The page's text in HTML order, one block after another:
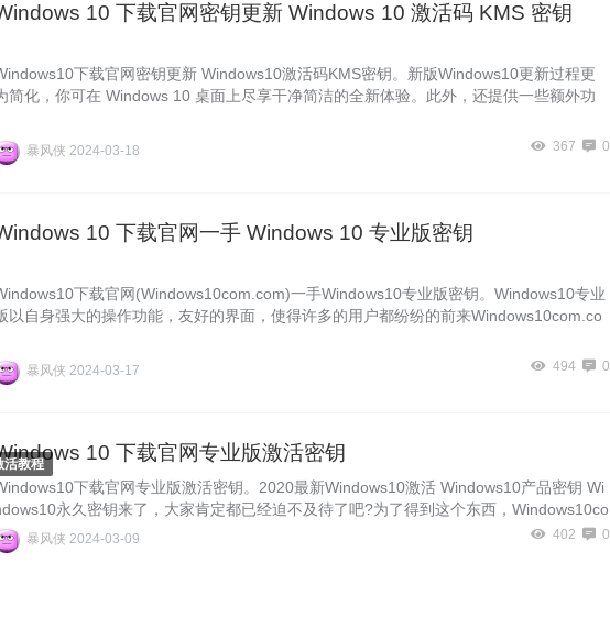
10 下载官网密钥更新 Windows 10 激活码 KMS 密钥
下载官网密钥更新 Windows10激活码KMS密钥。新版Windows10更新过程更
简化，你可在 Windows 10 桌面上尽享干净简洁的全新体验。此外，还提供一些额外功
多束缚，甚至没有个性化来设置Windows10系统。如果想要激活Windows10就必须要有
密钥key，下面Windows10镜像官网暴风侠分享的是Windows10激活码KMS密
暴风侠2024-03-18 367 0
10 下载官网一手 Windows 10 专业版密钥
下载官网(Windows10com.com)一手Windows10专业版密钥。Windows10专业
以自身强大的操作功能，友好的界面，使得许多的用户都纷纷的前来Windows10com.co
呢?针对这个问题Windows10专业版不是免费的，需要我们购买产品密钥来激
，如果没有激活码，Windows10系统将受到各种限制。暴风侠我今天就给大家带了一些
暴风侠2024-03-17 494 0
活教程 10 下载官网专业版激活密钥
下载官网专业版激活密钥。2020最新Windows10激活 Windows10产品密钥 Wi
永久密钥来了，大家肯定都已经迫不及待了吧?为了得到这个东西，Windows10co
站长可是费尽九牛二虎之力，为网友们整理的，因为激活码限制次数，你迟到了，
数可能被使用完了那也不怕，下面Windows10镜像官网暴风侠给大家分享最新Windows1
暴风侠2024-03-09 402 0